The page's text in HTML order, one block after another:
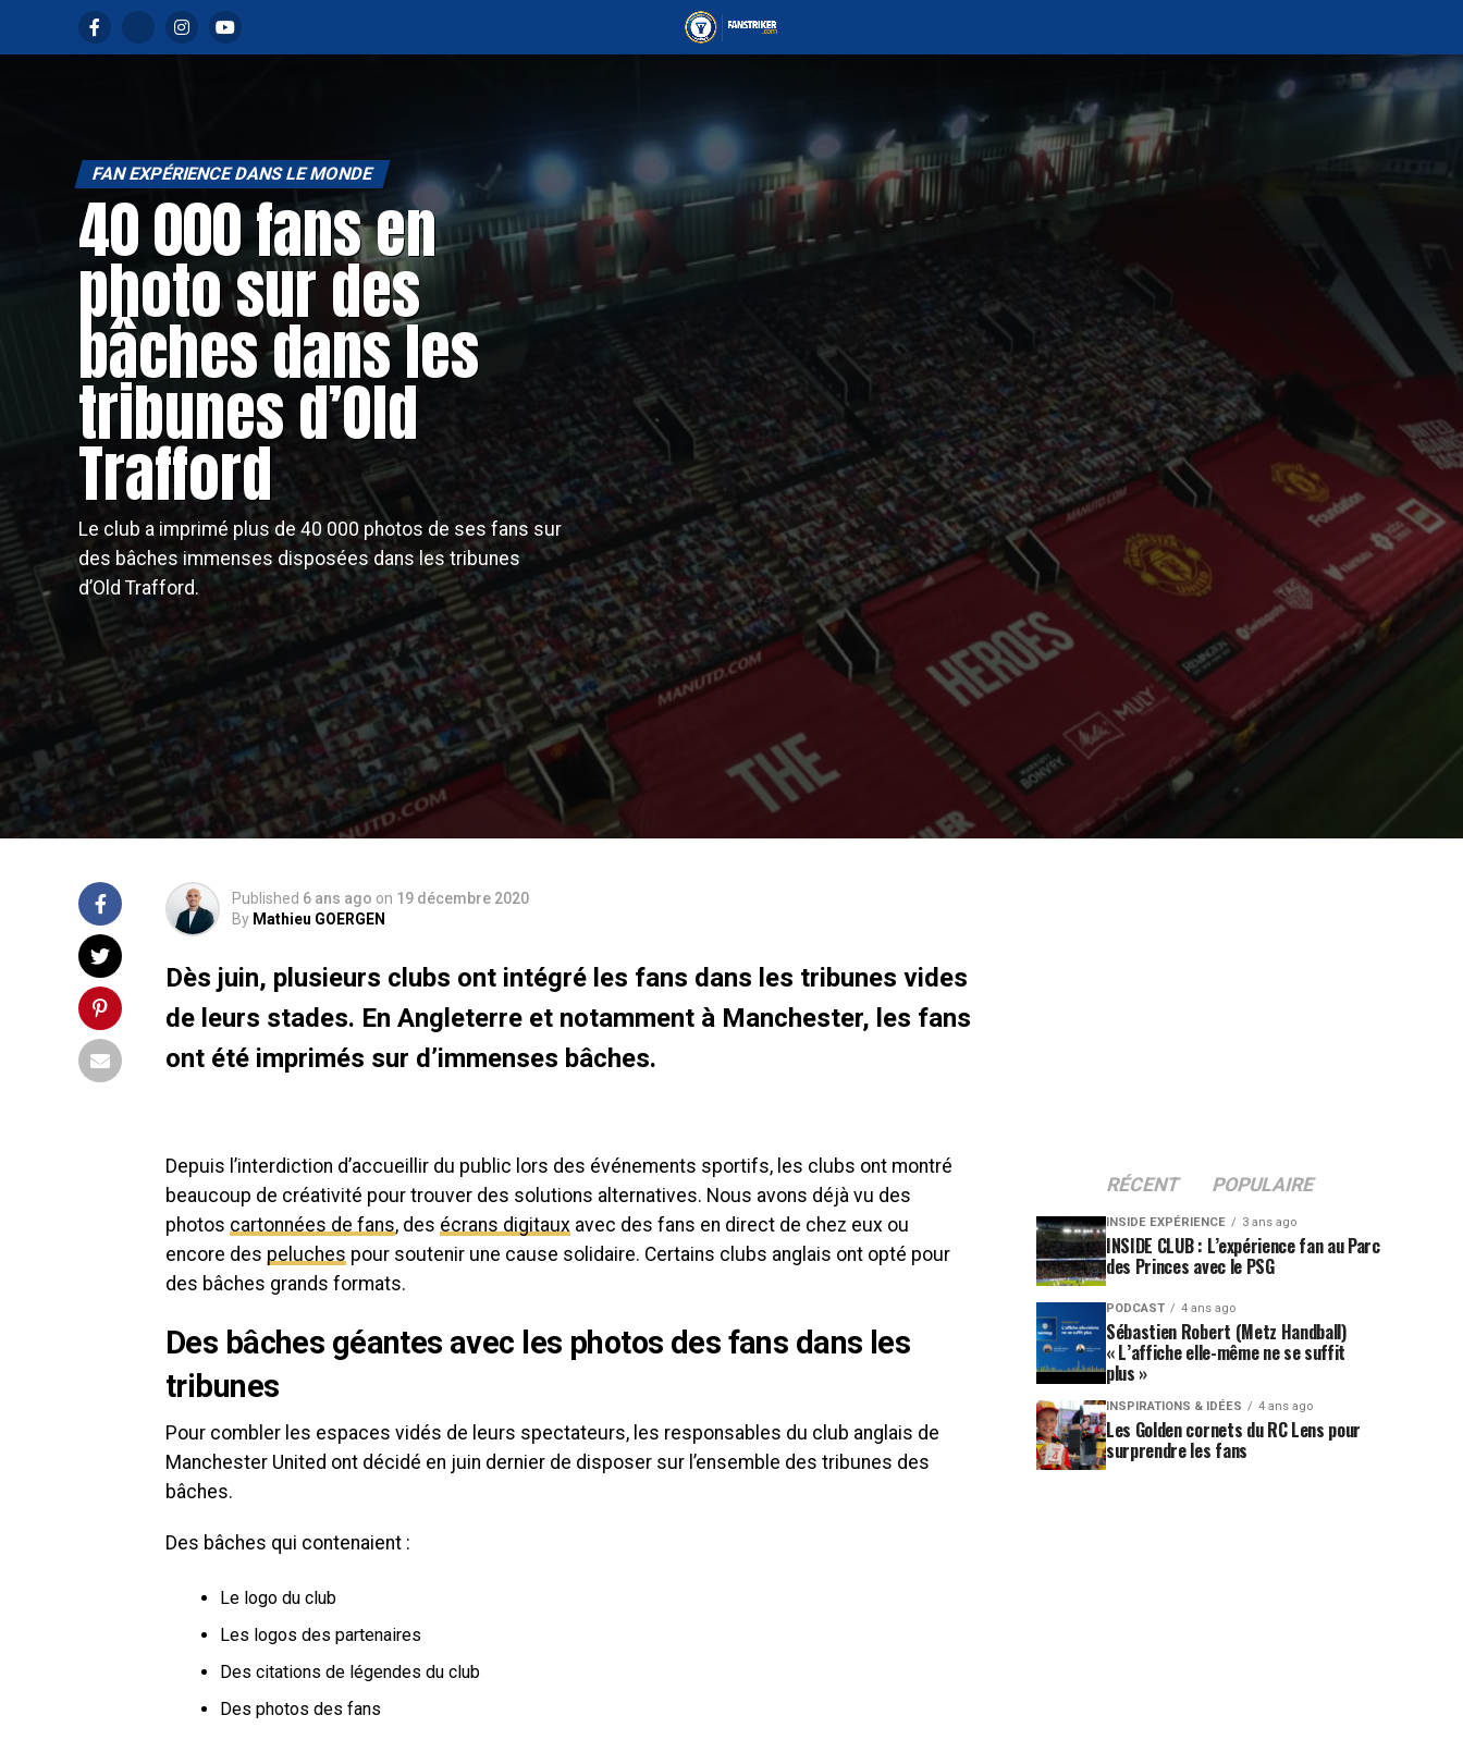
FAN EXPÉRIENCE DANS LE MONDE
40 000 fans en
photo sur des
bâches dans les
tribunes d’Old
Trafford
Le club a imprimé plus de 40 000 photos de ses fans sur
des bâches immenses disposées dans les tribunes
d’Old Trafford.
Published 6 ans ago on 19 décembre 2020
By Mathieu GOERGEN
Dès juin, plusieurs clubs ont intégré les fans dans les tribunes vides
de leurs stades. En Angleterre et notamment à Manchester, les fans
ont été imprimés sur d’immenses bâches.
Depuis l’interdiction d’accueillir du public lors des événements sportifs, les clubs ont montré
beaucoup de créativité pour trouver des solutions alternatives. Nous avons déjà vu des
photos cartonnées de fans, des écrans digitaux avec des fans en direct de chez eux ou
encore des peluches pour soutenir une cause solidaire. Certains clubs anglais ont opté pour
des bâches grands formats.
Des bâches géantes avec les photos des fans dans les
tribunes
Pour combler les espaces vidés de leurs spectateurs, les responsables du club anglais de
Manchester United ont décidé en juin dernier de disposer sur l’ensemble des tribunes des
bâches.
Des bâches qui contenaient :
Le logo du club
Les logos des partenaires
Des citations de légendes du club
Des photos des fans
RÉCENT POPULAIRE
INSIDE EXPÉRIENCE 3 ans ago
INSIDE CLUB : L’expérience fan au Parc
des Princes avec le PSG
PODCAST 4 ans ago
Sébastien Robert (Metz Handball)
« L’affiche elle-même ne se suffit
plus »
INSPIRATIONS & IDÉES 4 ans ago
Les Golden cornets du RC Lens pour
surprendre les fans